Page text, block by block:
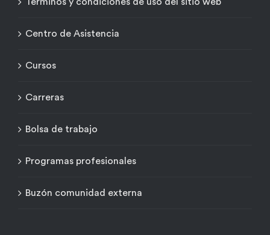
Términos y condiciones de uso del sitio web
Centro de Asistencia
Cursos
Carreras
Bolsa de trabajo
Programas profesionales
Buzón comunidad externa